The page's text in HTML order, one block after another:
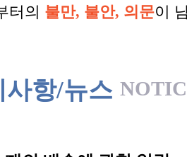
터의 불만, 불안, 의문이
사항/뉴스